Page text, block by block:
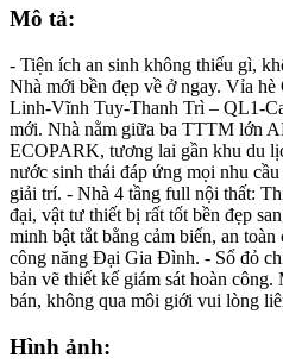
Mô tả:
- Tiện ích an sinh không thiếu gì,
Nhà mới bền đẹp về ở ngay. Vỉa
Linh-Vĩnh Tuy-Thanh Trì – QL1-
mới. Nhà nằm giữa ba TTTM lớn
ECOPARK, tương lai gần khu du
nước sinh thái đáp ứng mọi nhu
giải trí. - Nhà 4 tầng full nội thất:
đại, vật tư thiết bị rất tốt bền đẹp
minh bật tắt bằng cảm biến, an
công năng Đại Gia Đình. - Sổ đỏ
bản vẽ thiết kế giám sát hoàn
bán, không qua môi giới vui lòng
Hình ảnh: